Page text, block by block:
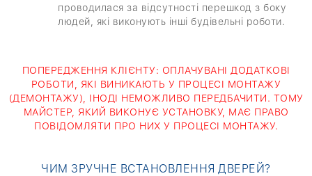
проводилася за відсутності перешкод з боку
людей, які виконують інші будівельні роботи.
ПОПЕРЕДЖЕННЯ КЛІЄНТУ: ОПЛАЧУВАНІ ДОДАТКОВІ
РОБОТИ, ЯКІ ВИНИКАЮТЬ У ПРОЦЕСІ МОНТАЖУ
(ДЕМОНТАЖУ), ІНОДІ НЕМОЖЛИВО ПЕРЕДБАЧИТИ. ТОМУ
МАЙСТЕР, ЯКИЙ ВИКОНУЄ УСТАНОВКУ, МАЄ ПРАВО
ПОВІДОМЛЯТИ ПРО НИХ У ПРОЦЕСІ МОНТАЖУ.
ЧИМ ЗРУЧНЕ ВСТАНОВЛЕННЯ ДВЕРЕЙ?